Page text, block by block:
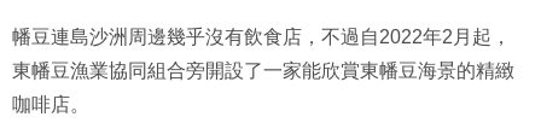
幡豆連島沙洲周邊幾乎沒有飲食店，不過自2022年2月起，
東幡豆漁業協同組合旁開設了一家能欣賞東幡豆海景的精緻
咖啡店。